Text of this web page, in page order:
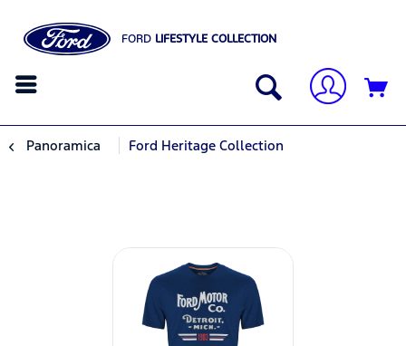
FORD LIFESTYLE COLLECTION
Panoramica Ford Heritage Collection